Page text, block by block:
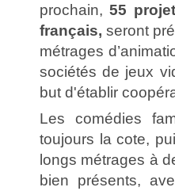
prochain, 55
français, seront
métrages
sociétés de jeux
but d'établir
Les comédies
toujours la cote,
longs métrages à
bien présents,